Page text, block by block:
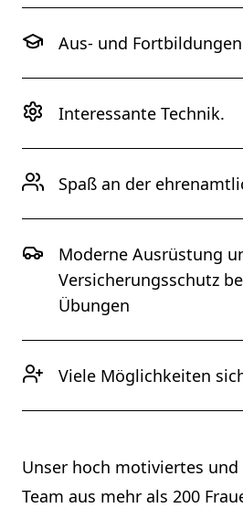
Aus- und
Interessante Technik.
Spaß an der
Moderne Ausrüstung
Versicherungsschutz
Übungen
Viele Möglichkeiten
Unser hoch motiviertes
Team aus mehr als 200